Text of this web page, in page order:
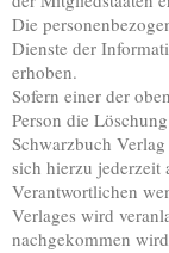
Die
Dienste der
erhoben.
Sofern einer der
Person die
Schwarzbuch
sich hierzu jederzeit
Verantwortlichen
Verlages wird
nachgekommen